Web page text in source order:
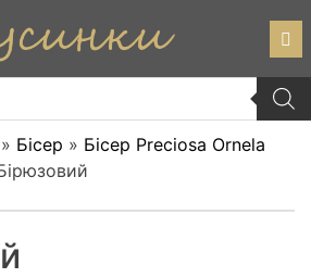
» Бісер » Бісер Preciosa Ornela